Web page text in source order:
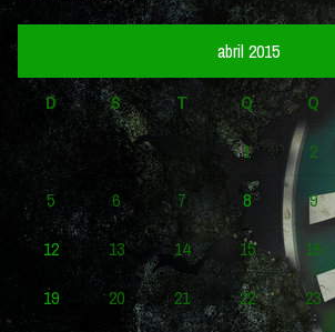
abril 2015
D S T Q Q
1
2
5
6 7 8 9
12
13 14 15 16
19
20 21 22 23